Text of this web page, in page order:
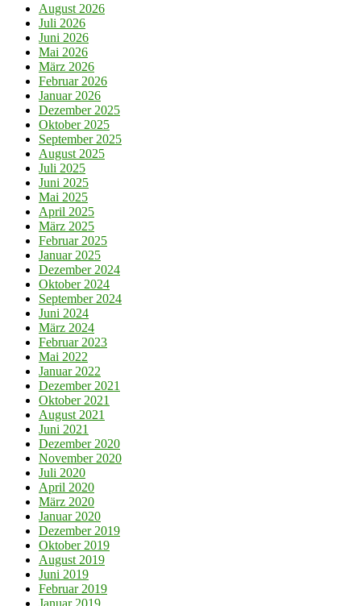
August 2026
Juli 2026
Juni 2026
Mai 2026
März 2026
Februar 2026
Januar 2026
Dezember 2025
Oktober 2025
September 2025
August 2025
Juli 2025
Juni 2025
Mai 2025
April 2025
März 2025
Februar 2025
Januar 2025
Dezember 2024
Oktober 2024
September 2024
Juni 2024
März 2024
Februar 2023
Mai 2022
Januar 2022
Dezember 2021
Oktober 2021
August 2021
Juni 2021
Dezember 2020
November 2020
Juli 2020
April 2020
März 2020
Januar 2020
Dezember 2019
Oktober 2019
August 2019
Juni 2019
Februar 2019
Januar 2019